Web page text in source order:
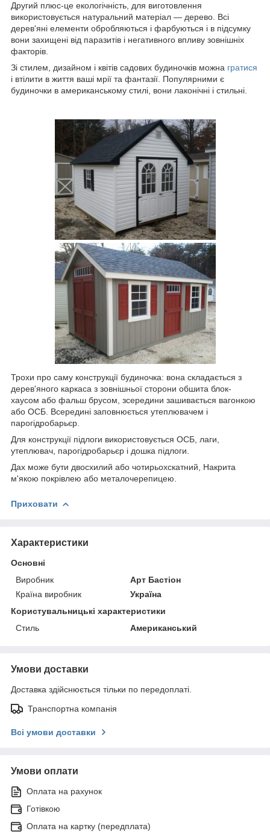
Другий плюс-це екологічність, для виготовлення
використовується натуральний матеріал ― дерево. Всі
дерев'яні елементи обробляються і фарбуються і в підсумку
вони захищені від паразитів і негативного впливу зовнішніх
факторів.
Зі стилем, дизайном і квітів садових будиночків можна гратися
і втілити в життя ваші мрії та фантазії. Популярними є
будиночки в американському стилі, вони лаконічні і стильні.
Трохи про саму конструкції будиночка: вона складається з
дерев'яного каркаса з зовнішньої сторони обшита блок-
хаусом або фальш брусом, зсередини зашивається вагонкою
або ОСБ. Всередині заповнюється утеплювачем і
парогідробарьєр.
Для конструкції підлоги використовується ОСБ, лаги,
утеплювач, парогідробарьєр і дошка підлоги.
Дах може бути двосхилий або чотирьохскатний, Накрита
м'якою покрівлею або металочерепицею.
Приховати
Характеристики
Основні
Виробник
Арт Бастіон
Країна виробник
Україна
Користувальницькі характеристики
Стиль
Американський
Умови доставки
Доставка здійснюється тільки по передоплаті.
Транспортна компанія
Всі умови доставки
Умови оплати
Оплата на рахунок
Готівкою
Оплата на картку (передплата)